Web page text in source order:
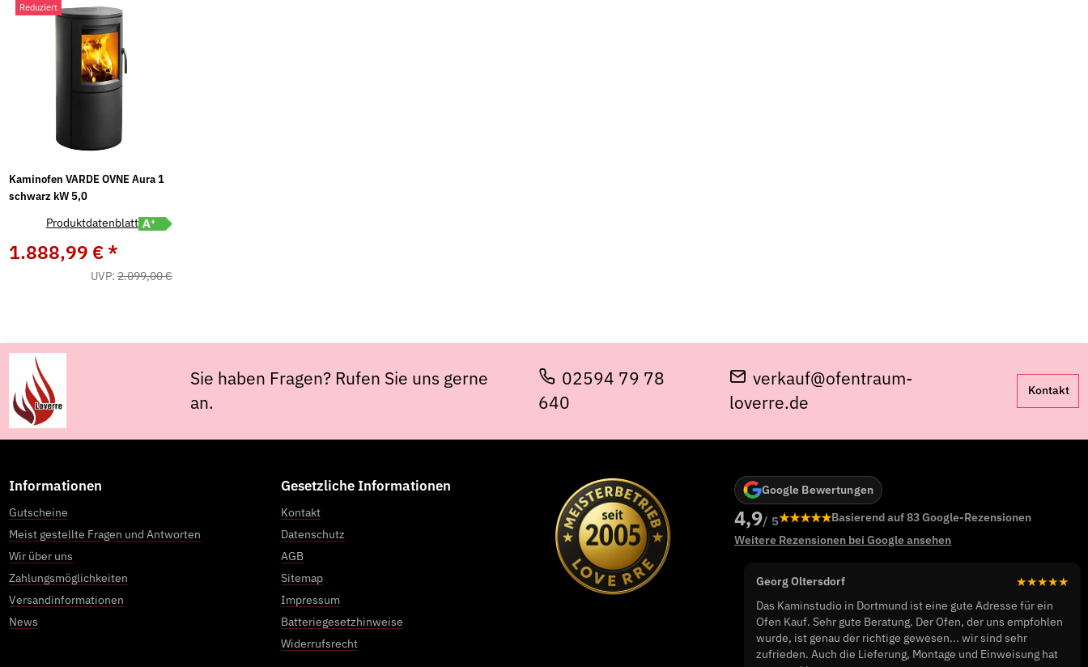
Reduziert
Kaminofen VARDE OVNE Aura 1
schwarz kW 5,0
ProduktdatenblattEnergielabel A+ öffnen
1.888,99 € *
UVP:2.099,00 €
Sie haben Fragen? Rufen Sie uns gerne
an.
02594 79 78
640
verkauf@ofentraum-
loverre.de
Kontakt
Informationen
Gutscheine
Meist gestellte Fragen und Antworten
Wir über uns
Zahlungsmöglichkeiten
Versandinformationen
News
Gesetzliche Informationen
Kontakt
Datenschutz
AGB
Sitemap
Impressum
Batteriegesetzhinweise
Widerrufsrecht
Google Bewertungen
4,9/ 5★★★★★Basierend auf 83 Google-Rezensionen
Weitere Rezensionen bei Google ansehen
engagiert, schönes Studio, kann man nur weiter empfehlen !!!
Georg Oltersdorf
★★★★★
Das Kaminstudio in Dortmund ist eine gute Adresse für ein
Ofen Kauf. Sehr gute Beratung. Der Ofen, der uns empfohlen
wurde, ist genau der richtige gewesen... wir sind sehr
zufrieden. Auch die Lieferung, Montage und Einweisung hat